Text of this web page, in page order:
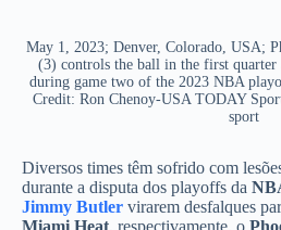
May 1, 2023; Denver, Colorado, USA;
(3) controls the ball in the first quarter
during game two of the 2023 NBA
Credit: Ron Chenoy-USA TODAY
sport
Diversos times têm sofrido com
durante a disputa dos playoffs da
Jimmy Butler virarem desfalques